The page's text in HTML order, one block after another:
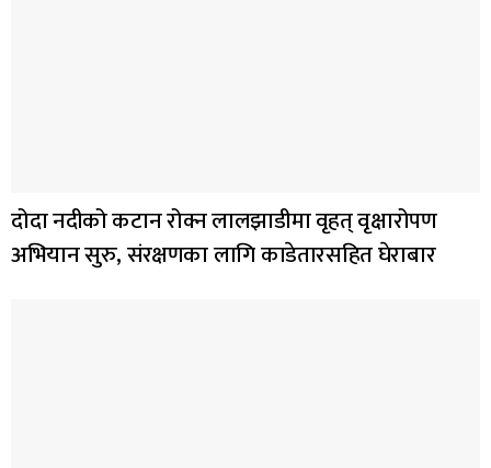
दोदा नदीको कटान रोक्न लालझाडीमा वृहत् वृक्षारोपण
अभियान सुरु, संरक्षणका लागि काडेतारसहित घेराबार